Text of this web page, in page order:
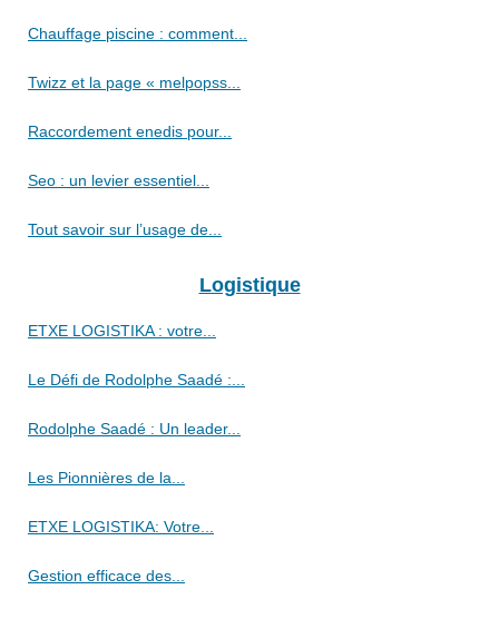
Chauffage piscine : comment...
Twizz et la page « melpopss...
Raccordement enedis pour...
Seo : un levier essentiel...
Tout savoir sur l’usage de...
Logistique
ETXE LOGISTIKA : votre...
Le Défi de Rodolphe Saadé :...
Rodolphe Saadé : Un leader...
Les Pionnières de la...
ETXE LOGISTIKA: Votre...
Gestion efficace des...